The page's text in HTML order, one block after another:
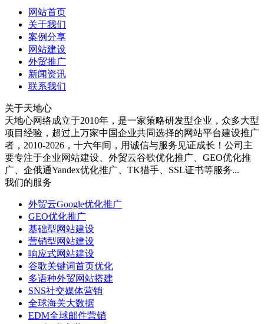
网站首页
关于我们
案例分享
网站建设
外贸推广
新闻资讯
联系我们
关于天地心
天地心网络成立于2010年，是一家策略研发型企业，众多大型
项目经验，超过上万家中国企业共同选择的网站平台建设推广
者，2010-2026，十六年间，用诚信与服务见证成长！公司主
要专注于企业网站建设、外贸云谷歌优化推广、GEO优化推
广、企俄通Yandex优化推广、TK猎手、SSL证书等服务...
我们的服务
外贸云Google优化推广
GEO优化推广
基础型网站建设
营销型网站建设
响应式网站建设
谷歌关键词首页优化
多语种外贸网站搭建
SNS社交媒体营销
全球海关大数据
EDM全球邮件营销